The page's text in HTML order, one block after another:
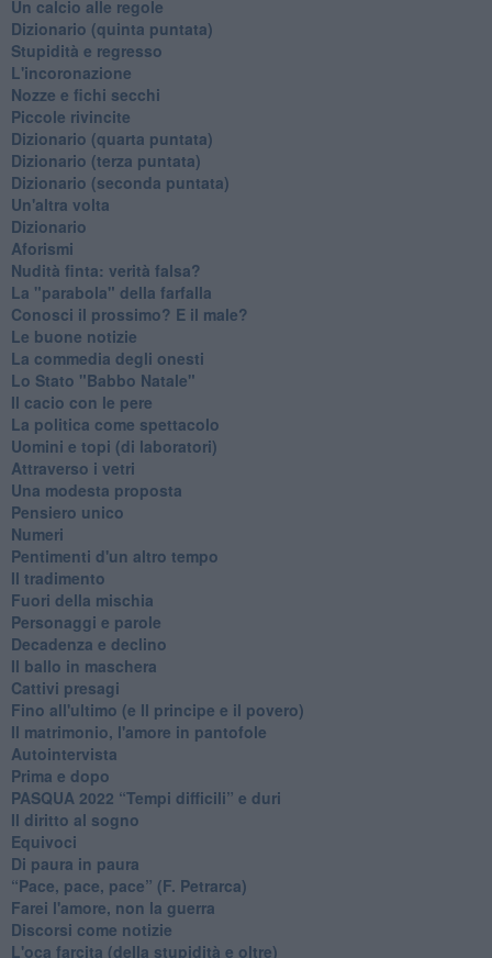
Un calcio alle regole
Dizionario (quinta puntata)
Stupidità e regresso
L'incoronazione
Nozze e fichi secchi
Piccole rivincite
​Dizionario (quarta puntata)
​Dizionario (terza puntata)
​Dizionario (seconda puntata)
Un'altra volta
Dizionario
Aforismi
Nudità finta: verità falsa?
La "parabola" della farfalla
Conosci il prossimo? E il male?
Le buone notizie
La commedia degli onesti
Lo Stato "Babbo Natale"
Il cacio con le pere
La politica come spettacolo
Uomini e topi (di laboratori)
Attraverso i vetri
Una modesta proposta
Pensiero unico
Numeri
Pentimenti d'un altro tempo
Il tradimento
Fuori della mischia
Personaggi e parole
Decadenza e declino
Il ballo in maschera
Cattivi presagi
Fino all'ultimo (e Il principe e il povero)
Il matrimonio, l'amore in pantofole
Autointervista
Prima e dopo
​PASQUA 2022 “Tempi difficili” e duri
Il diritto al sogno
Equivoci
Di paura in paura
​“Pace, pace, pace” (F. Petrarca)
Farei l'amore, non la guerra
Discorsi come notizie
L'oca farcita (della stupidità e oltre)